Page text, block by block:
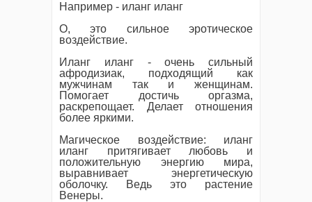
Например - иланг иланг
О, это сильное эротическое
воздействие.
И ланг иланг- очень сильный
афродизиак, подходящий как
мужчинам так и женщинам.
Помогает достичь оргазма,
раскрепощает. Делает отношения
более яркими.
Магическое воздействие: иланг
иланг притягивает любовь и
положительную энергию мира,
выравнивает энергетическую
оболочку. Ведь это растение
Венеры.